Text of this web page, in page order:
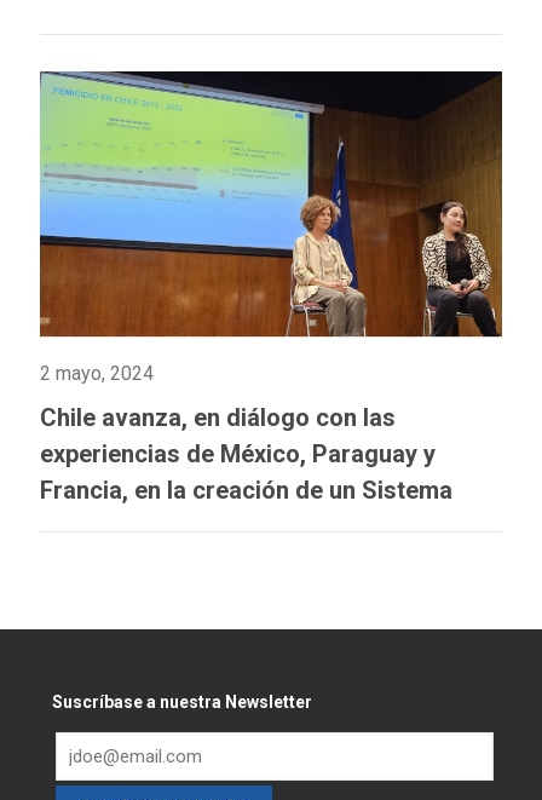
2 mayo, 2024
Chile avanza, en diálogo con las
experiencias de México, Paraguay y
Francia, en la creación de un Sistema
Integrado de Información sobre Violencia
Suscríbase a nuestra Newsletter